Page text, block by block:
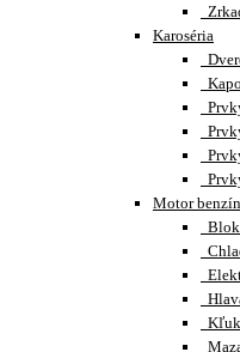
Karoséria
Motor